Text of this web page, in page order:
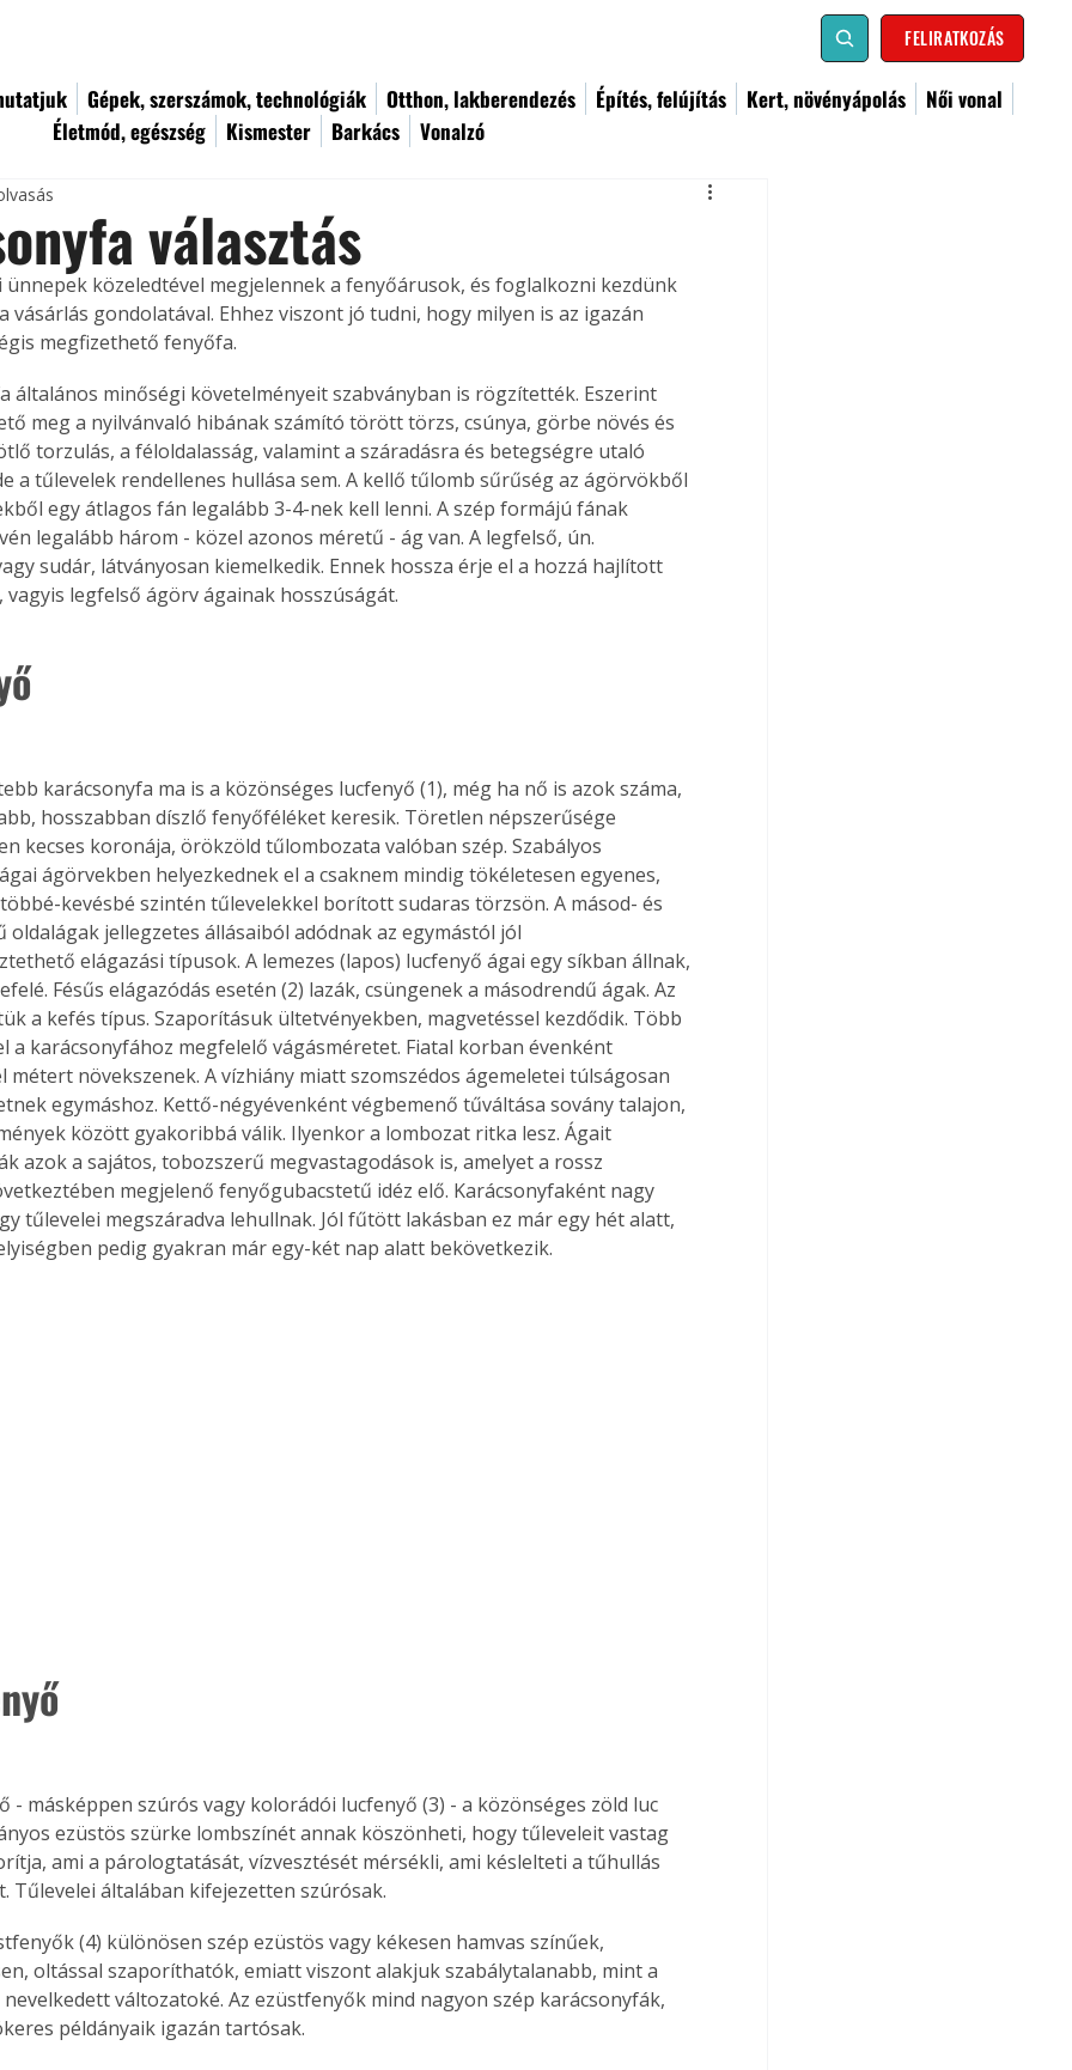
FELIRATKOZÁS
Gépek, szerszámok, technológiák Otthon, lakberendezés Építés, felújítás Kert, növényápolás
Női vonal
Életmód, egészség
Kismester Barkács Vonalzó
választás
vásárlás gondolatával. Ehhez viszont jó tudni, hogy milyen is az igazán
megfizethető fenyőfa.
általános minőségi követelményeit szabványban is rögzítették. Eszerint
meg a nyilvánvaló hibának számító törött törzs, csúnya, görbe növés és
torzulás, a féloldalasság, valamint a száradásra és betegségre utaló
a tűlevelek rendellenes hullása sem. A kellő tűlomb sűrűség az ágörvökből
egy átlagos fán legalább 3-4-nek kell lenni. A szép formájú fának
legalább három - közel azonos méretű - ág van. A legfelső, ún.
sudár, látványosan kiemelkedik. Ennek hossza érje el a hozzá hajlított
vagyis legfelső ágörv ágainak hosszúságát.
karácsonyfa ma is a közönséges lucfenyő (1), még ha nő is azok száma,
hosszabban díszlő fenyőféléket keresik. Töretlen népszerűsége
kecses koronája, örökzöld tűlombozata valóban szép. Szabályos
ágörvekben helyezkednek el a csaknem mindig tökéletesen egyenes,
kevésbé szintén tűlevelekkel borított sudaras törzsön. A másod- és
oldalágak jellegzetes állásaiból adódnak az egymástól jól
elágazási típusok. A lemezes (lapos) lucfenyő ágai egy síkban állnak,
Fésűs elágazódás esetén (2) lazák, csüngenek a másodrendű ágak. Az
a kefés típus. Szaporításuk ültetvényekben, magvetéssel kezdődik. Több
a karácsonyfához megfelelő vágásméretet. Fiatal korban évenként
métert növekszenek. A vízhiány miatt szomszédos ágemeletei túlságosan
egymáshoz. Kettő-négyévenként végbemenő tűváltása sovány talajon,
között gyakoribbá válik. Ilyenkor a lombozat ritka lesz. Ágait
azok a sajátos, tobozszerű megvastagodások is, amelyet a rossz
megjelenő fenyőgubacstetű idéz elő. Karácsonyfaként nagy
tűlevelei megszáradva lehullnak. Jól fűtött lakásban ez már egy hét alatt,
pedig gyakran már egy-két nap alatt bekövetkezik.
- másképpen szúrós vagy kolorádói lucfenyő (3) - a közönséges zöld luc
ezüstös szürke lombszínét annak köszönheti, hogy tűleveleit vastag
ami a párologtatását, vízvesztését mérsékli, ami késlelteti a tűhullás
Tűlevelei általában kifejezetten szúrósak.
oltással szaporíthatók, emiatt viszont alakjuk szabálytalanabb, mint a
változatoké. Az ezüstfenyők mind nagyon szép karácsonyfák,
példányaik igazán tartósak.